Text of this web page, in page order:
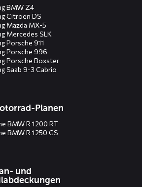
BMW Z4
Citroën DS
Mazda MX-5
Mercedes SLK
Porsche 911
Porsche 996
Porsche Boxster
Saab 9-3 Cabrio
Planen
BMW R 1200 RT
BMW R 1250 GS
und